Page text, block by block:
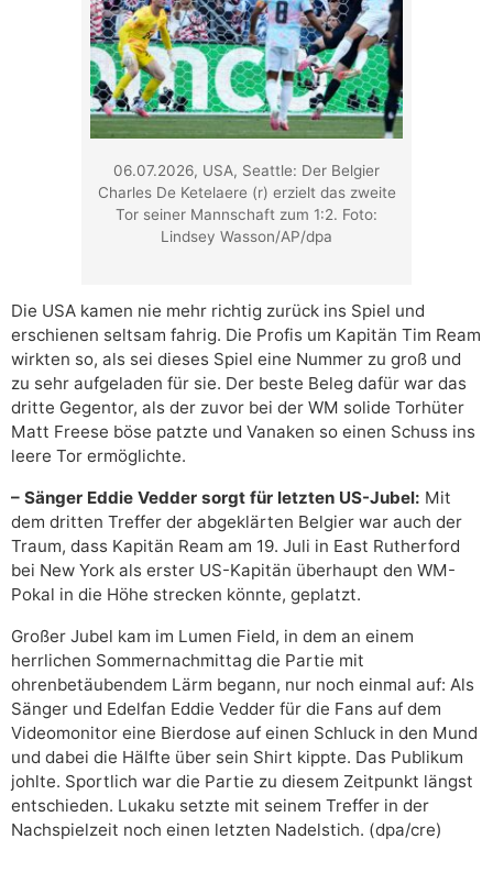
06.07.2026, USA, Seattle: Der Belgier
Charles De Ketelaere (r) erzielt das zweite
Tor seiner Mannschaft zum 1:2. Foto:
Lindsey Wasson/AP/dpa
Die USA kamen nie mehr richtig zurück ins Spiel und
erschienen seltsam fahrig. Die Profis um Kapitän Tim Ream
wirkten so, als sei dieses Spiel eine Nummer zu groß und
zu sehr aufgeladen für sie. Der beste Beleg dafür war das
dritte Gegentor, als der zuvor bei der WM solide Torhüter
Matt Freese böse patzte und Vanaken so einen Schuss ins
leere Tor ermöglichte.
– Sänger Eddie Vedder sorgt für letzten US-Jubel: Mit
dem dritten Treffer der abgeklärten Belgier war auch der
Traum, dass Kapitän Ream am 19. Juli in East Rutherford
bei New York als erster US-Kapitän überhaupt den WM-
Pokal in die Höhe strecken könnte, geplatzt.
Großer Jubel kam im Lumen Field, in dem an einem
herrlichen Sommernachmittag die Partie mit
ohrenbetäubendem Lärm begann, nur noch einmal auf: Als
Sänger und Edelfan Eddie Vedder für die Fans auf dem
Videomonitor eine Bierdose auf einen Schluck in den Mund
und dabei die Hälfte über sein Shirt kippte. Das Publikum
johlte. Sportlich war die Partie zu diesem Zeitpunkt längst
entschieden. Lukaku setzte mit seinem Treffer in der
Nachspielzeit noch einen letzten Nadelstich. (dpa/cre)